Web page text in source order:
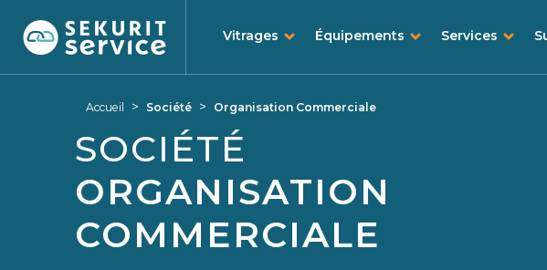
Vitrages Équipements Services
Accueil > Société > Organisation Commerciale
SOCIÉTÉ
ORGANISATION
COMMERCIALE